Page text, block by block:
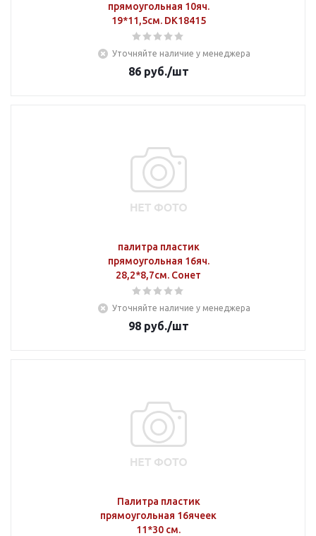
прямоугольная 10яч.
19*11,5см. DK18415
Уточняйте наличие у менеджера
86руб./шт
палитра пластик
прямоугольная 16яч.
28,2*8,7см. Сонет
Уточняйте наличие у менеджера
98руб./шт
Палитра пластик
прямоугольная 16ячеек
11*30 см.